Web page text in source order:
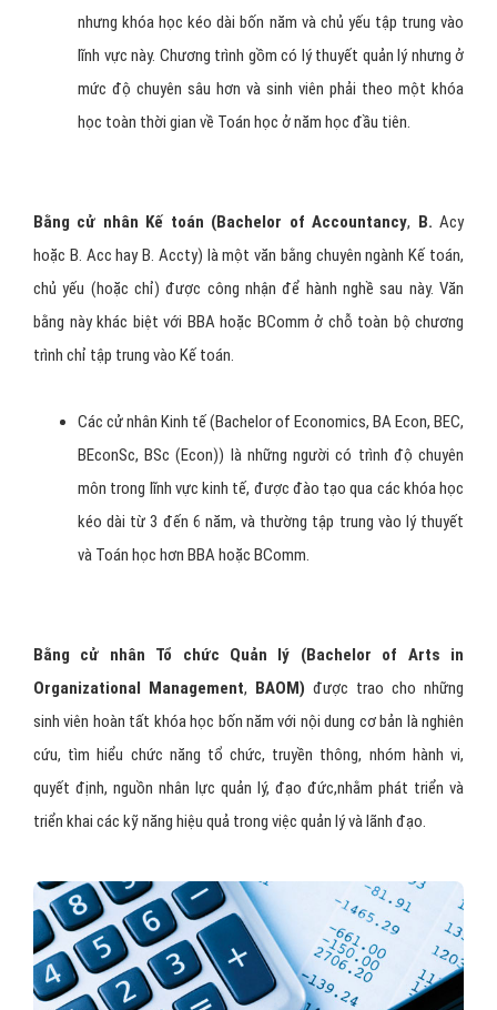
nhưng khóa học kéo dài bốn năm và chủ yếu tập trung vào
lĩnh vực này. Chương trình gồm có lý thuyết quản lý nhưng ở
mức độ chuyên sâu hơn và sinh viên phải theo một khóa
học toàn thời gian về Toán học ở năm học đầu tiên.
Bằng cử nhân Kế toán (Bachelor of Accountancy, B. Acy
hoặc B. Acc hay B. Accty) là một văn bằng chuyên ngành Kế toán,
chủ yếu (hoặc chỉ) được công nhận để hành nghề sau này. Văn
bằng này khác biệt với BBA hoặc BComm ở chỗ toàn bộ chương
trình chỉ tập trung vào Kế toán.
Các cử nhân Kinh tế (Bachelor of Economics, BA Econ, BEC,
BEconSc, BSc (Econ)) là những người có trình độ chuyên
môn trong lĩnh vực kinh tế, được đào tạo qua các khóa học
kéo dài từ 3 đến 6 năm, và thường tập trung vào lý thuyết
và Toán học hơn BBA hoặc BComm.
Bằng cử nhân Tổ chức Quản lý
(Bachelor of Arts in
Organizational Management, BAOM) được trao cho những
sinh viên hoàn tất khóa học bốn năm với nội dung cơ bản là nghiên
cứu, tìm hiểu chức năng tổ chức, truyền thông, nhóm hành vi,
quyết định, nguồn nhân lực quản lý, đạo đức,nhằm phát triển và
triển khai các kỹ năng hiệu quả trong việc quản lý và lãnh đạo.